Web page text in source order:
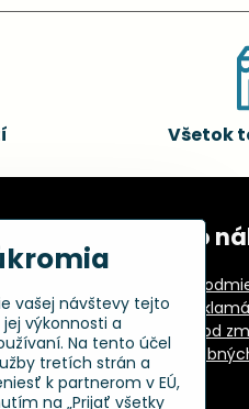
Všetok
Všetko o
Obchodné
Postup pri
Odstúpenie od
Ochrana
GPSR
vašej návštevy tejto
výkonnosti a
Na tento účel
tretích strán a
k partnerom v EÚ,
na „Prijať všetky